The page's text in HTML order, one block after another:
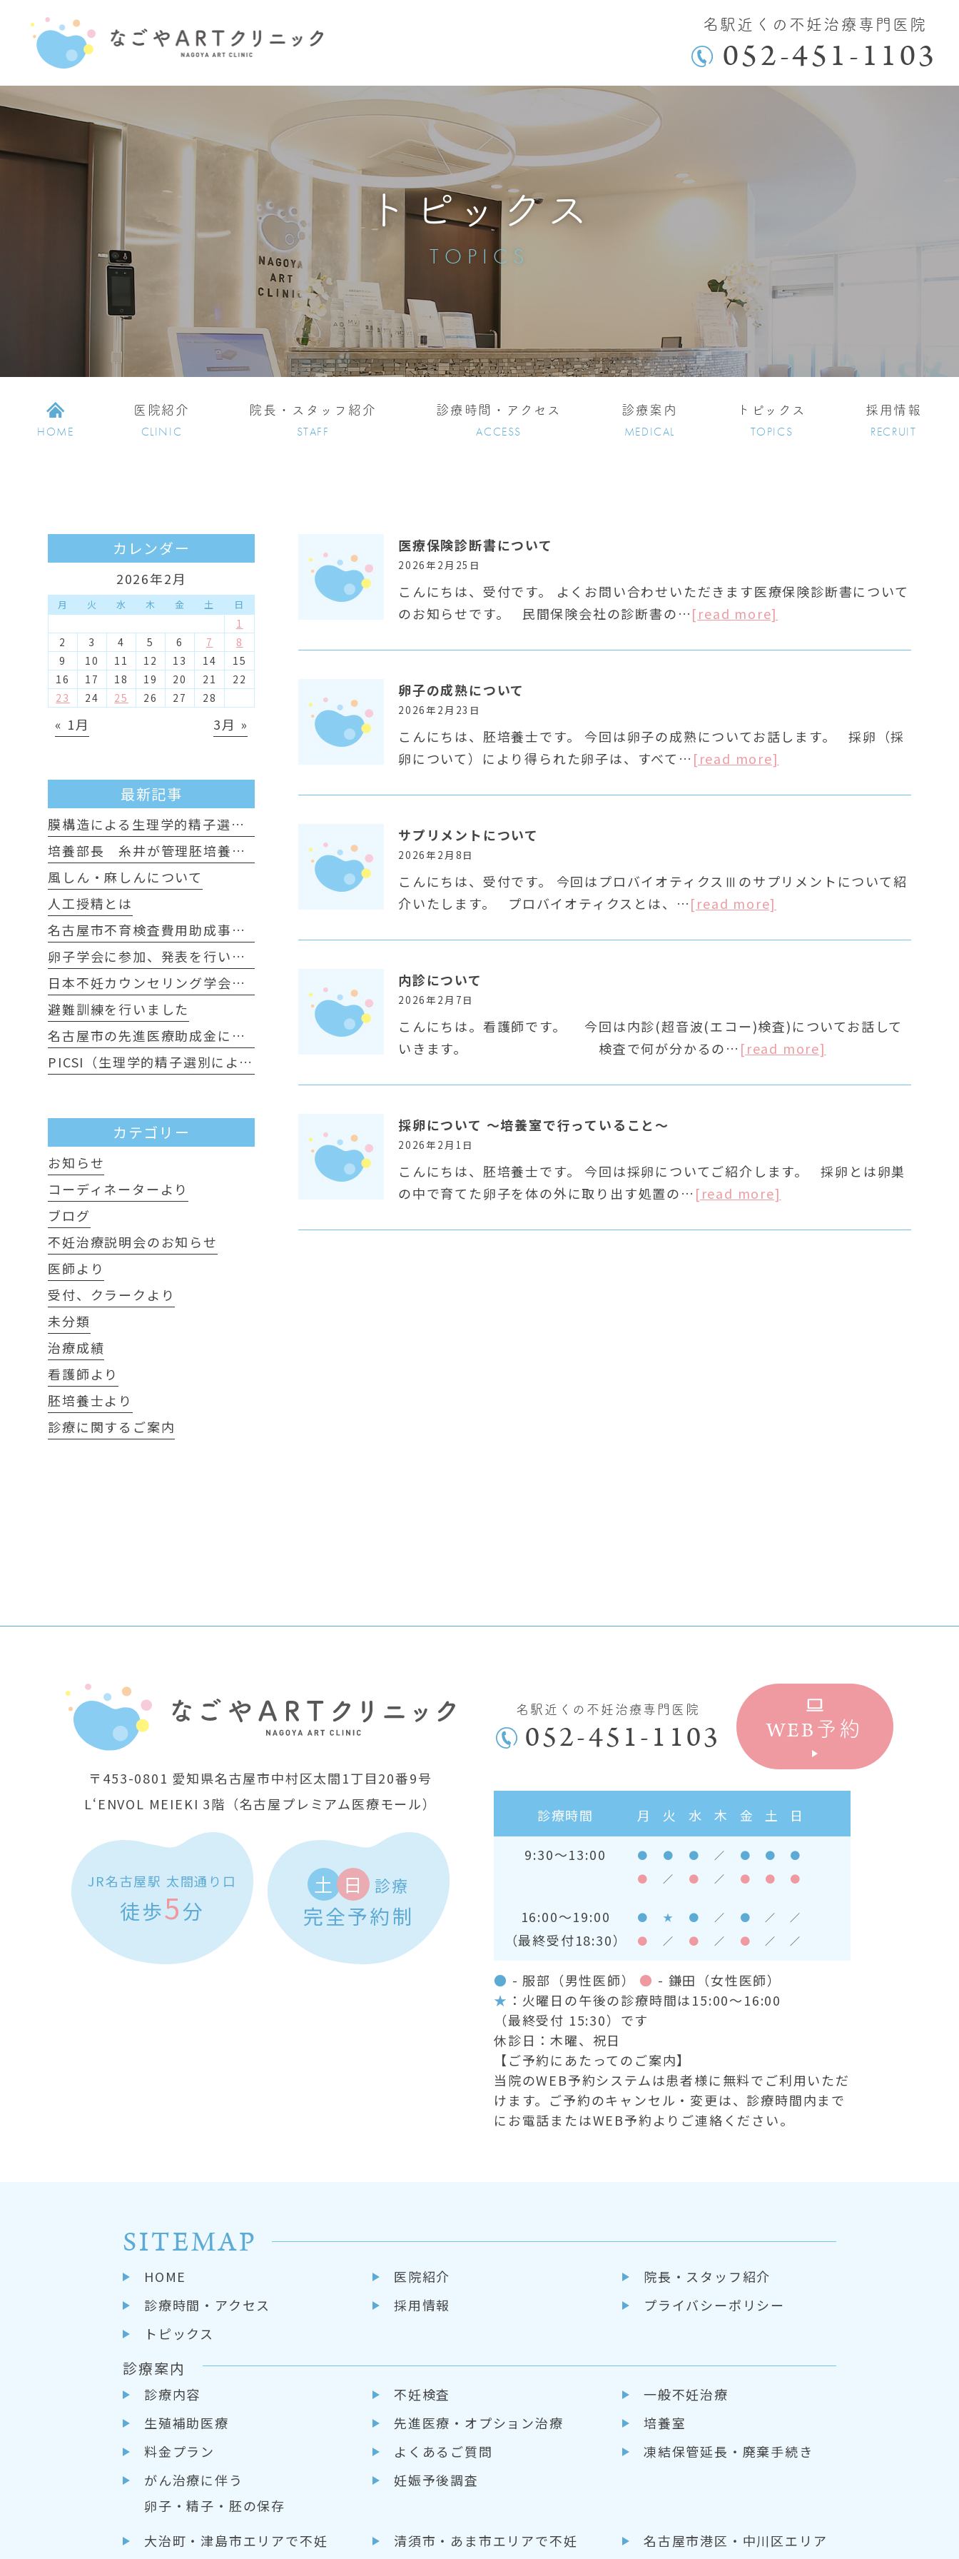
名駅近くの不妊治療専門医院
052-451-1103
トピックス
TOPICS
HOME
医院紹介
CLINIC
院長・スタッフ紹介
STAFF
診療時間・アクセス
ACCESS
診療案内
MEDICAL
トピックス
TOPICS
採用情報
RECRUIT
医療保険診断書について
2026年2月25日
こんにちは、受付です。 よくお問い合わせいただきます医療保険診断書について
のお知らせです。 民間保険会社の診断書の…[read more]
卵子の成熟について
2026年2月23日
こんにちは、胚培養士です。 今回は卵子の成熟についてお話します。 採卵（採
卵について）により得られた卵子は、すべて… [read more]
サプリメントについて
2026年2月8日
こんにちは、受付です。 今回はプロバイオティクスⅢのサプリメントについて紹
介いたします。 プロバイオティクスとは、…[read more]
内診について
2026年2月7日
こんにちは。看護師です。 今回は内診(超音波(エコー)検査)についてお話して
いきます。 検査で何が分かるの… [read more]
採卵について ～培養室で行っていること～
2026年2月1日
こんにちは、胚培養士です。 今回は採卵についてご紹介します。 採卵とは卵巣
の中で育てた卵子を体の外に取り出す処置の… [read more]
カレンダー
2026年2月
月 火 水 木 金 土 日
1
2
3 4 5 6 7
8
9
10 11 12 13 14
15
16
17 18 19 20 21
22
23
24 25 26 27 28
« 1月 3月 »
最新記事
膜構造による生理学的精子選別について
培養部長 糸井が管理胚培養士試験に認定されました
風しん・麻しんについて
人工授精とは
名古屋市不育検査費用助成事業のお知らせ
卵子学会に参加、発表を行いました。
日本不妊カウンセリング学会に行ってきました
避難訓練を行いました
名古屋市の先進医療助成金について
PICSI（生理学的精子選別による顕微授精）について
カテゴリー
お知らせ
コーディネーターより
ブログ
不妊治療説明会のお知らせ
医師より
受付、クラークより
未分類
治療成績
看護師より
胚培養士より
診療に関するご案内
〒453-0801 愛知県名古屋市中村区太閤1丁目20番9号
L‘ENVOL MEIEKI 3階 （名古屋プレミアム医療モール）
JR名古屋駅 太閤通り口
徒歩5分
土 日 診療
完全予約制
名駅近くの不妊治療専門医院
052-451-1103 WEB 予約
診療時間 月 火 水 木 金 土 日
9:30～13:00 ● ● ● ／ ● ●
●
●
／ ● ／ ● ● ●
16:00～19:00 ● ★ ● ／ ● ／ ／
（最終受付18:30） ● ／ ● ／ ● ／ ／
● - 服部（男性医師） ● - 鎌田（女性医師）
★ ：火曜日の午後の診療時間は15:00～16:00
（最終受付 15:30）です
休診日：木曜、祝日
【ご予約にあたってのご案内】
当院のWEB予約システムは患者様に無料でご利用いただ
けます。ご予約のキャンセル・変更は、診療時間内まで
にお電話またはWEB予約よりご連絡ください。
SITEMAP
HOME 医院紹介
院長・スタッフ紹介
診療時間・アクセス
採用情報
プライバシーポリシー
トピックス
診療案内
診療内容 不妊検査
一般不妊治療
生殖補助医療
先進医療・ オプション治療
培養室
料金プラン
よくあるご質問 凍結保管延長・ 廃棄手続き
がん治療に伴う
卵子・精子・胚の保存
妊娠予後調査
大治町・津島市エリアで不妊
清須市・あま市エリアで不妊
名古屋市港区・中川区エリア